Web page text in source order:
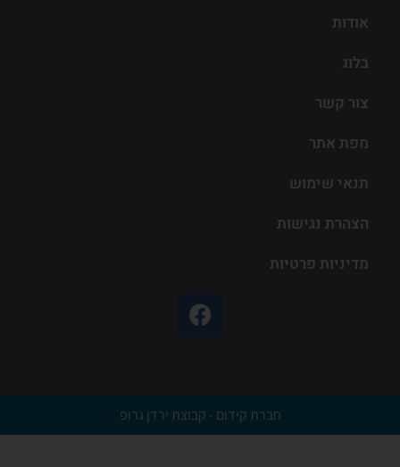
אודות
בלוג
צור קשר
מפת אתר
תנאי שימוש
הצהרת נגישות
מדיניות פרטיות
חברת קידום - קבוצת ירדן גרופ